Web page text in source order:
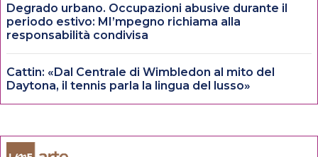
Degrado urbano. Occupazioni abusive durante il
periodo estivo: MI’mpegno richiama alla
responsabilità condivisa
Cattin: «Dal Centrale di Wimbledon al mito del
Daytona, il tennis parla la lingua del lusso»